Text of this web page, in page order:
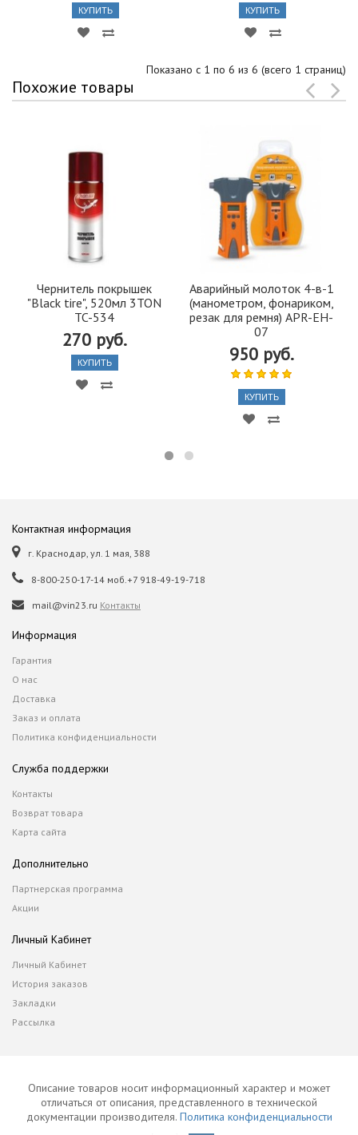
КУПИТЬ КУПИТЬ
Показано с 1 по 6 из 6 (всего 1 страниц)
Похожие товары
Чернитель покрышек
"Black tire", 520мл 3TON
TC-534
270 руб.
КУПИТЬ
Аварийный молоток 4-в-1
(манометром, фонариком,
резак для ремня) APR-EH-
07
950 руб.
КУПИТЬ
Контактная информация
г. Краснодар, ул. 1 мая, 388
8-800-250-17-14 моб.+7 918-49-19-718
mail@vin23.ru Контакты
Информация
Гарантия
О нас
Доставка
Заказ и оплата
Политика конфиденциальности
Служба поддержки
Контакты
Возврат товара
Карта сайта
Дополнительно
Партнерская программа
Акции
Личный Кабинет
Личный Кабинет
История заказов
Закладки
Рассылка
Описание товаров носит информационный характер и может
отличаться от описания, представленного в технической
документации производителя. Политика конфиденциальности